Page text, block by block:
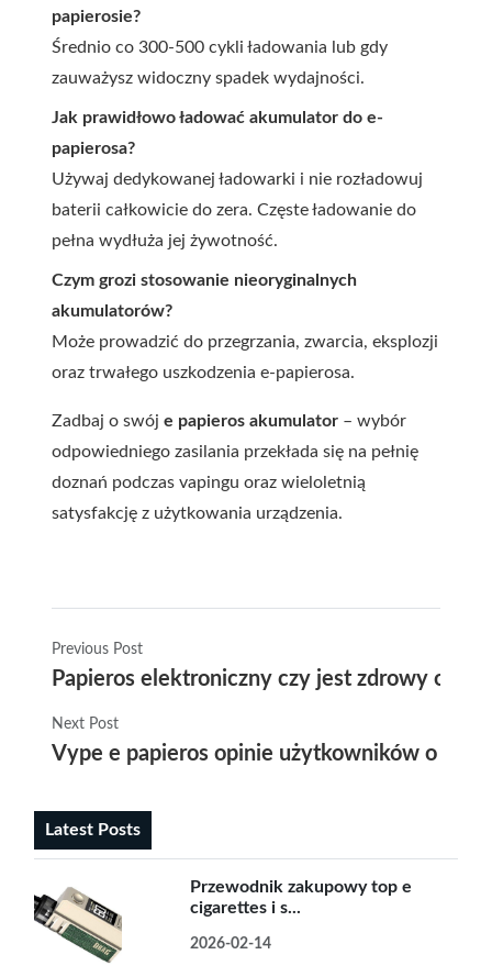
papierosie?
Średnio co 300-500 cykli ładowania lub gdy
zauważysz widoczny spadek wydajności.
Jak prawidłowo ładować akumulator do e-
papierosa?
Używaj dedykowanej ładowarki i nie rozładowuj
baterii całkowicie do zera. Częste ładowanie do
pełna wydłuża jej żywotność.
Czym grozi stosowanie nieoryginalnych
akumulatorów?
Może prowadzić do przegrzania, zwarcia, eksplozji
oraz trwałego uszkodzenia e-papierosa.
Zadbaj o swój e papieros akumulator – wybór
odpowiedniego zasilania przekłada się na pełnię
doznań podczas vapingu oraz wieloletnią
satysfakcję z użytkowania urządzenia.
Previous Post
Papieros elektroniczny czy jest zdrowy
Next Post
Vype e papieros opinie użytkowników o
Latest Posts
Przewodnik zakupowy top e
cigarettes i s...
2026-02-14